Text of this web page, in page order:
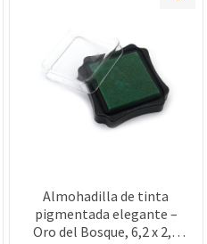
Almohadilla de tinta
pigmentada elegante –
Oro del Bosque, 6,2 x 2,1